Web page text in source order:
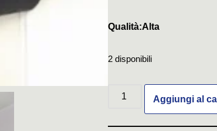
Qualità:Alta
2 disponibili
Aggiungi al